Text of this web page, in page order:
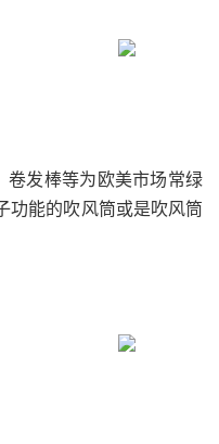
卷发棒等为欧美市场常绿
功能的吹风筒或是吹风筒